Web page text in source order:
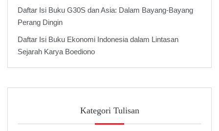
Daftar Isi Buku G30S dan Asia: Dalam Bayang-Bayang
Perang Dingin
Daftar Isi Buku Ekonomi Indonesia dalam Lintasan
Sejarah Karya Boediono
Kategori Tulisan